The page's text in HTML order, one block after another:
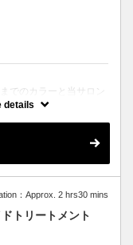
でのカラーと当サロン
トリートメントのセッ
details
：Approx. 2 hrs30 mins
トリートメント